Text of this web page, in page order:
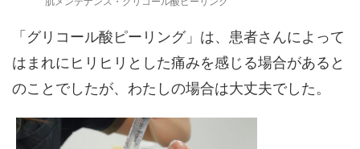
「グリコール酸ピーリング」は、患者さんによって
はまれにヒリヒリとした痛みを感じる場合があると
のことでしたが、わたしの場合は大丈夫でした。